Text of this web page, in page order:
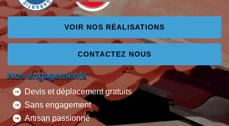
VOIR NOS RÉALISATIONS
CONTACTEZ NOUS
Nos engagements
Devis et déplacement gratuits
Sans engagement
Artisan passionné